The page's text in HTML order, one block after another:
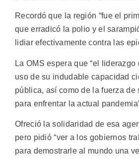
Recordó que la región “fue el
que erradicó la polio y el
lidiar efectivamente contra las
La OMS espera que “el
uso de su indudable capacidad
pública, así como de la fuerza de
para enfrentar la actual
Ofreció la solidaridad de esa
pero pidió “ver a los gobiernos
para demostrarle al mundo una